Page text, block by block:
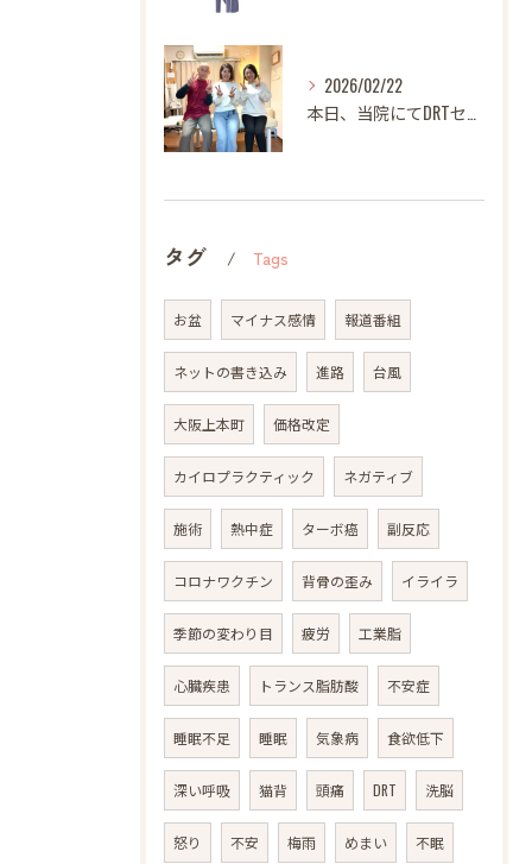
2026/02/22
本日、当院にてDRTセミナーを開催いたしました。
タグ Tags
お盆 マイナス感情 報道番組
ネットの書き込み 進路 台風
大阪上本町 価格改定
カイロプラクティック ネガティブ
施術 熱中症 ターボ癌 副反応
コロナワクチン 背骨の歪み イライラ
季節の変わり目 疲労 工業脂
心臓疾患 トランス脂肪酸 不安症
睡眠不足 睡眠 気象病 食欲低下
深い呼吸 猫背 頭痛 DRT 洗脳
怒り 不安 梅雨 めまい 不眠